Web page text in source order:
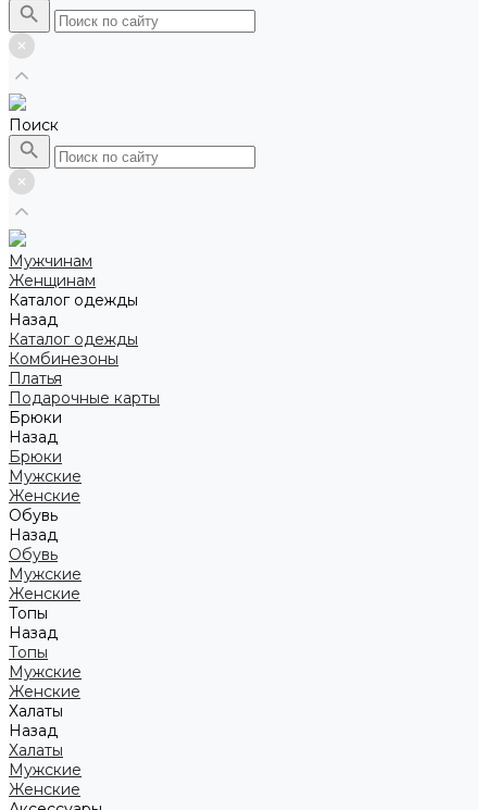
Поиск
Мужчинам
Женщинам
Каталог одежды
Назад
Каталог одежды
Комбинезоны
Платья
Подарочные карты
Брюки
Назад
Брюки
Мужские
Женские
Обувь
Назад
Обувь
Мужские
Женские
Топы
Назад
Топы
Мужские
Женские
Халаты
Назад
Халаты
Мужские
Женские